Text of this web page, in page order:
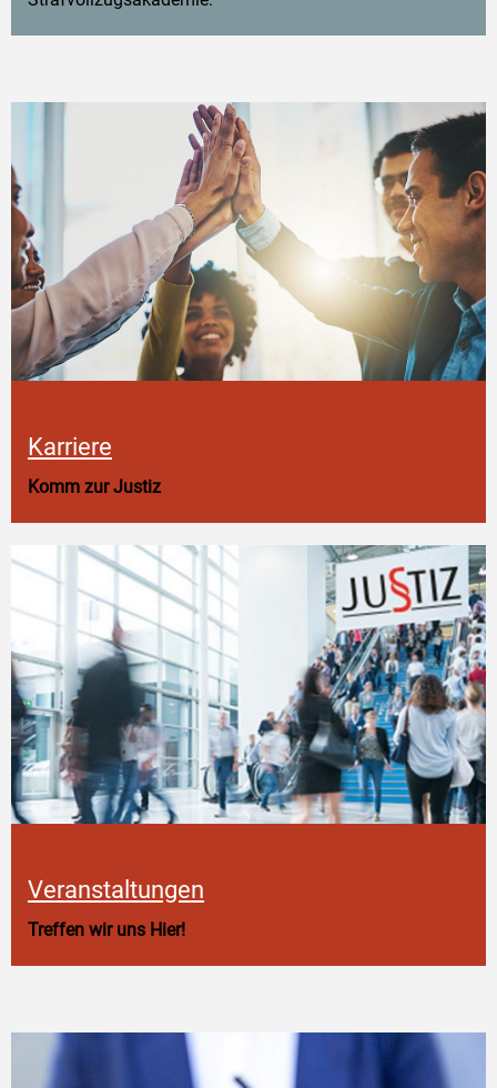
Karriere
Komm zur Justiz
Veranstaltungen
Treffen wir uns Hier!